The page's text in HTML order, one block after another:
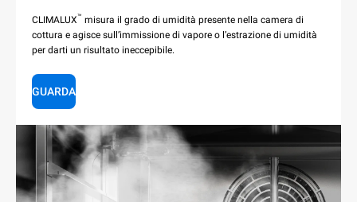
CLIMALUX™ misura il grado di umidità presente nella camera di
cottura e agisce sull’immissione di vapore o l’estrazione di umidità
per darti un risultato ineccepibile.
GUARDA